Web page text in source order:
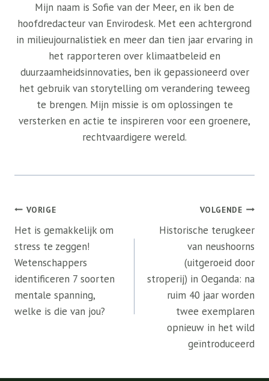
Mijn naam is Sofie van der Meer, en ik ben de
hoofdredacteur van Envirodesk. Met een achtergrond
in milieujournalistiek en meer dan tien jaar ervaring in
het rapporteren over klimaatbeleid en
duurzaamheidsinnovaties, ben ik gepassioneerd over
het gebruik van storytelling om verandering teweeg
te brengen. Mijn missie is om oplossingen te
versterken en actie te inspireren voor een groenere,
rechtvaardigere wereld.
Bericht
navigatie
VORIGE
Het is gemakkelijk om
stress te zeggen!
Wetenschappers
identificeren 7 soorten
mentale spanning,
welke is die van jou?
VOLGENDE
Historische terugkeer
van neushoorns
(uitgeroeid door
stroperij) in Oeganda: na
ruim 40 jaar worden
twee exemplaren
opnieuw in het wild
geïntroduceerd